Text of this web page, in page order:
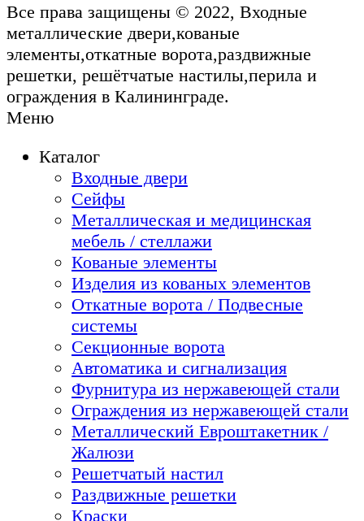
Все права защищены © 2022, Входные
металлические двери,кованые
элементы,откатные ворота,раздвижные
решетки, решётчатые настилы,перила и
ограждения в Калининграде.
Меню
Каталог
Входные двери
Сейфы
Металлическая и медицинская
мебель / стеллажи
Кованые элементы
Изделия из кованых элементов
Откатные ворота / Подвесные
системы
Секционные ворота
Автоматика и сигнализация
Фурнитура из нержавеющей стали
Ограждения из нержавеющей стали
Металлический Евроштакетник /
Жалюзи
Решетчатый настил
Раздвижные решетки
Краски